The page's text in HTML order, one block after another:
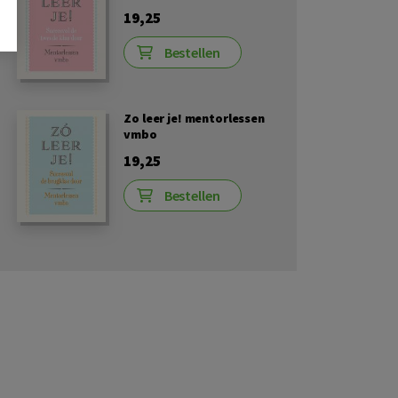
19,25
Bestellen
Zo leer je! mentorlessen
vmbo
19,25
Bestellen